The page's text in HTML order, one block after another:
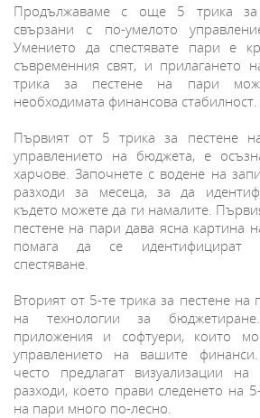
Продължаваме с още 5 трика
свързани с по-умелото
Умението да спестявате пари е
съвременния свят, и прилагането
трика за пестене на пари
необходимата финансова стабилност.
Първият от 5 трика за пестене
управлението на бюджета, е
харчове. Започнете с водене на
разходи за месеца, за да
където можете да ги намалите.
пестене на пари дава ясна картина
помага да се идентифицират
спестяване.
Вторият от 5-те трика за пестене на
на технологии за
приложения и софтуери, които
управлението на вашите
често предлагат визуализации
разходи, което прави следенето на
на пари много по-лесно.